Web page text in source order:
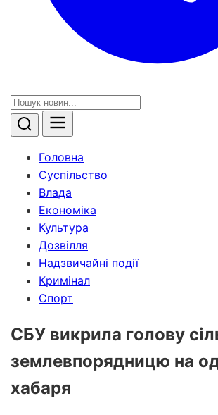
Головна
Суспільство
Влада
Економіка
Культура
Дозвілля
Надзвичайні події
Кримінал
Спорт
СБУ викрила голову
землевпорядницю на
хабаря